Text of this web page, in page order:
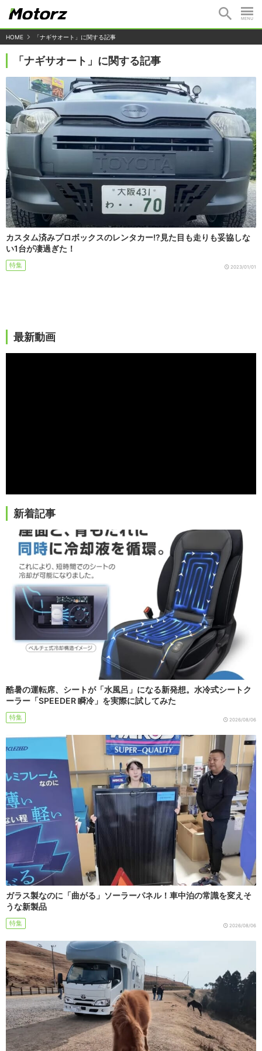
HOME 「ナギサオート」に関する記事
「ナギサオート」に関する記事
カスタム済みプロボックスのレンタカー!?見た目も走りも妥協しな
い1台が凄過ぎた！
特集 2023/01/01
最新動画
新着記事
酷暑の運転席、シートが「水風呂」になる新発想。水冷式シートク
ーラー「SPEEDER 瞬冷」を実際に試してみた
特集 2026/08/06
ガラス製なのに「曲がる」ソーラーパネル！車中泊の常識を変えそ
うな新製品
特集 2026/08/06